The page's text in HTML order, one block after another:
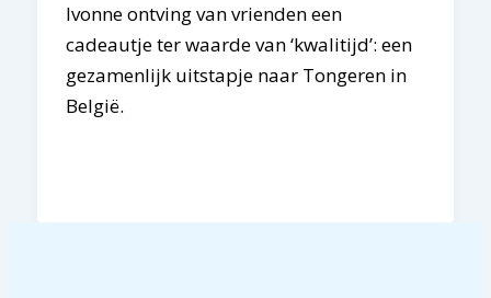
Ivonne ontving van vrienden een
cadeautje ter waarde van ‘kwalitijd’: een
gezamenlijk uitstapje naar Tongeren in
België.